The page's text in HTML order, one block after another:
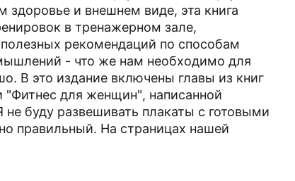
и внешнем виде, эта книга
в тренажерном зале,
рекомендаций по способам
- что же нам необходимо для
В это издание включены главы из книг
для женщин", написанной
буду развешивать плакаты с готовыми
правильный. На страницах нашей